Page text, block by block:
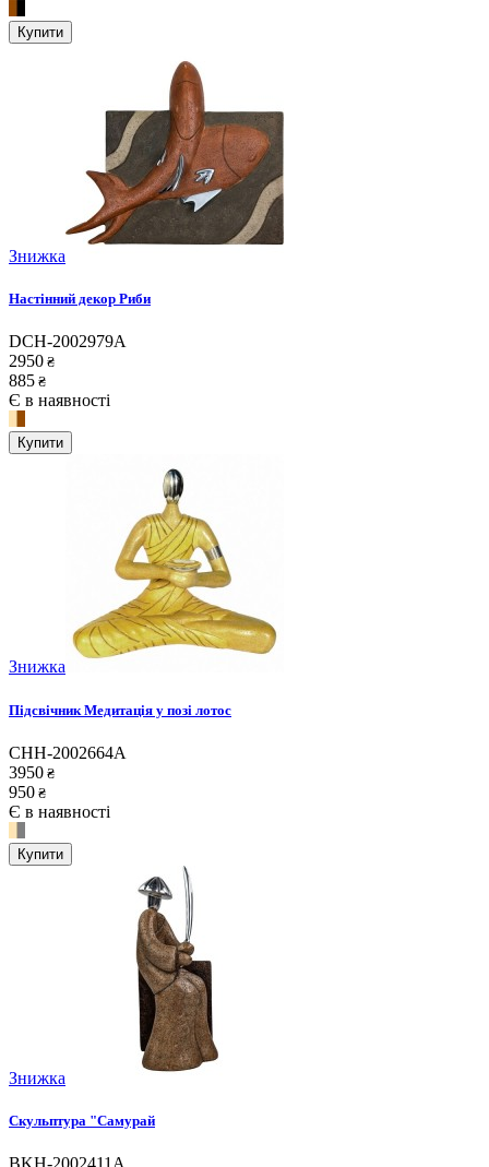
Купити
Знижка
Настінний декор Риби
DCH-2002979A
2950 ₴
885 ₴
Є в наявності
Купити
Знижка
Підсвічник Медитація у позі лотос
CHH-2002664A
3950 ₴
950 ₴
Є в наявності
Купити
Знижка
Скульптура "Самурай
BKH-2002411A